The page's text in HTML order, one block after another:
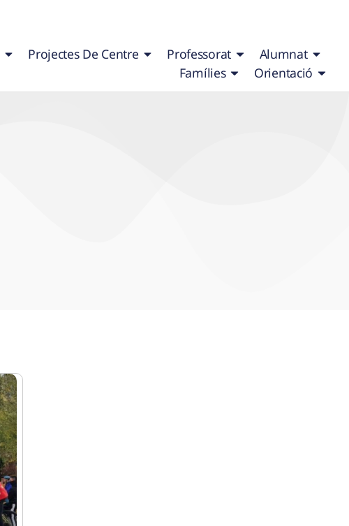
Projectes De Centre Professorat
Alumnat
Famílies
Orientació